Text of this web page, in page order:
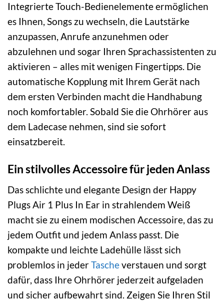
Integrierte Touch-Bedienelemente ermöglichen
es Ihnen, Songs zu wechseln, die Lautstärke
anzupassen, Anrufe anzunehmen oder
abzulehnen und sogar Ihren Sprachassistenten zu
aktivieren – alles mit wenigen Fingertipps. Die
automatische Kopplung mit Ihrem Gerät nach
dem ersten Verbinden macht die Handhabung
noch komfortabler. Sobald Sie die Ohrhörer aus
dem Ladecase nehmen, sind sie sofort
einsatzbereit.
Ein stilvolles Accessoire für jeden Anlass
Das schlichte und elegante Design der Happy
Plugs Air 1 Plus In Ear in strahlendem Weiß
macht sie zu einem modischen Accessoire, das zu
jedem Outfit und jedem Anlass passt. Die
kompakte und leichte Ladehülle lässt sich
problemlos in jederTascheverstauen und sorgt
dafür, dass Ihre Ohrhörer jederzeit aufgeladen
und sicher aufbewahrt sind. Zeigen Sie Ihren Stil